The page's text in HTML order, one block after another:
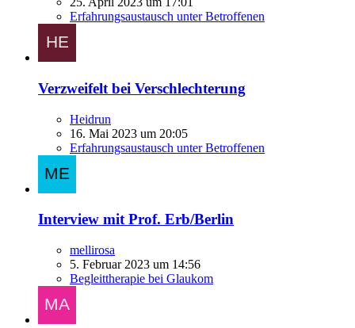
Erfahrungsaustausch unter Betroffenen
Verzweifelt bei Verschlechterung
Heidrun
16. Mai 2023 um 20:05
Erfahrungsaustausch unter Betroffenen
Interview mit Prof. Erb/Berlin
mellirosa
5. Februar 2023 um 14:56
Begleittherapie bei Glaukom